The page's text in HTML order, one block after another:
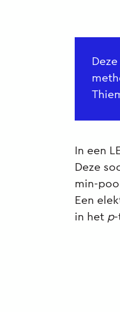
In een
Deze
min-
Een
in het p-